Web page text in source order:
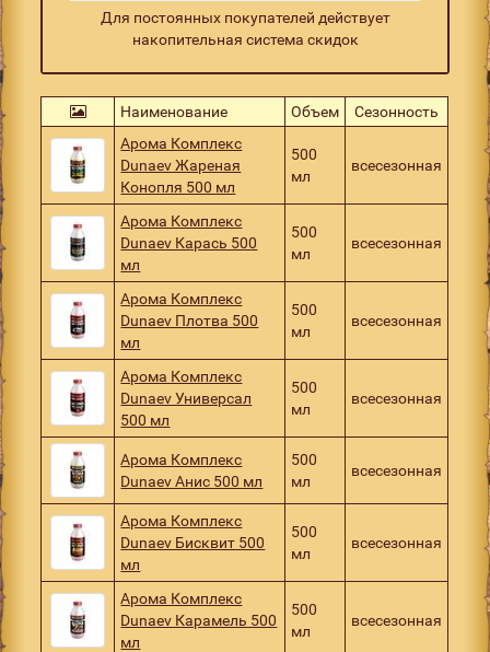
Для постоянных покупателей действует
накопительная система скидок
Наименование Объем
Сезонность
Арома Комплекс
Dunaev Жареная
Конопля 500 мл
500
мл
всесезонная
Арома Комплекс
Dunaev Карась 500
мл
500
мл
всесезонная
Арома Комплекс
Dunaev Плотва 500
мл
500
мл
всесезонная
Арома Комплекс
Dunaev Универсал
500 мл
500
мл
всесезонная
Арома Комплекс
Dunaev Анис 500 мл
500
мл
всесезонная
Арома Комплекс
Dunaev Бисквит 500
мл
500
мл
всесезонная
Арома Комплекс
Dunaev Карамель 500
мл
500
мл
всесезонная